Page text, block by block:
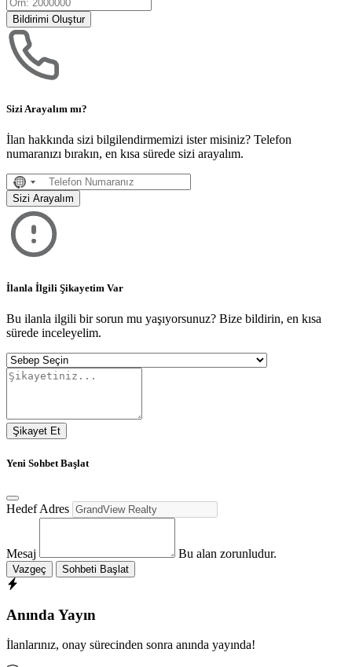
Bildirimi Oluştur
Sizi Arayalım mı?
İlan hakkında sizi bilgilendirmemizi ister misiniz? Telefon
numaranızı bırakın, en kısa sürede sizi arayalım.
No
country
selected
Sizi Arayalım
İlanla İlgili Şikayetim Var
Bu ilanla ilgili bir sorun mu yaşıyorsunuz? Bize bildirin, en kısa
sürede inceleyelim.
Şikayet Et
Yeni Sohbet Başlat
Hedef Adres
Mesaj Bu alan zorunludur.
Vazgeç Sohbeti Başlat
Anında Yayın
İlanlarınız, onay sürecinden sonra anında yayında!